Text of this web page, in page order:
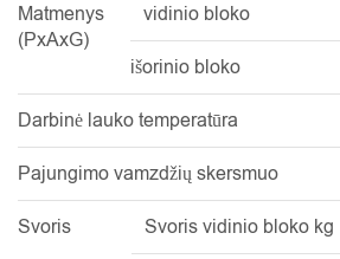
Matmenys
(PxAxG)
vidinio bloko
išorinio bloko
Darbinė lauko temperatūra
Pajungimo vamzdžių skersmuo
Svoris Svoris vidinio bloko kg